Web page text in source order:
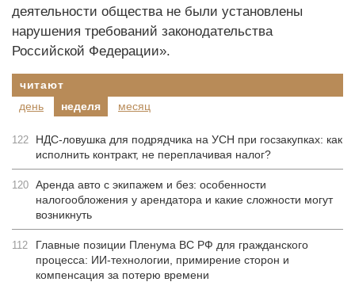
деятельности общества не были установлены
нарушения требований законодательства
Российской Федерации».
читают
день
неделя месяц
122
НДС-ловушка для подрядчика на УСН при госзакупках: как
исполнить контракт, не переплачивая налог?
120 Аренда авто с экипажем и без: особенности
налогообложения у арендатора и какие сложности могут
возникнуть
112
Главные позиции Пленума ВС РФ для гражданского
процесса: ИИ-технологии, примирение сторон и
компенсация за потерю времени